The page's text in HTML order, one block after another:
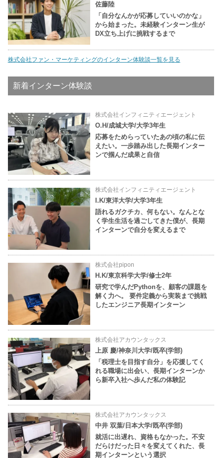
佐藤陸
「自分なんかが応募していいのかな」
から始まった。未経験インターン生が
DX立ち上げに挑戦するまで
株式会社ファン・マーケティングのインターン体験談一覧を見る
新着インターン体験談
株式会社インフィニティエージェント
O.H/成城大学/大学3年生
応募をためらっていたあの頃の私に伝
えたい。一歩踏み出した長期インター
ンで掴んだ成果と自信
株式会社インフィニティエージェント
I.K/東洋大学/大学3年生
語れるガクチカ、何もない。なんとな
く学生生活を過ごしてきた僕が、長期
インターンで自分を変えるまで
株式会社pipon
H.K/東京科学大学/修士2年
研究で学んだPythonを、顧客の課題を
解く力へ。 要件定義から実装まで挑戦
したエンジニア長期インターン
株式会社アカウンタックス
上原 慶/神奈川大学/既卒(学部)
「税理士を目指す自分」を応援してく
れる職場に出会い、長期インターンか
ら新卒入社へ歩んだ私の体験記
株式会社アカウンタックス
中井 双葉/日本大学/既卒(学部)
就活に出遅れ、資格もなかった。不安
だらけだった日々を変えてくれた、長
期インターンという選択